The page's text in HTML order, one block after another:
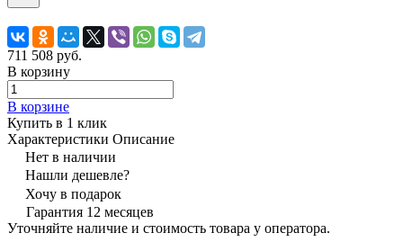
711 508 руб.
В корзину
В корзине
Купить в 1 клик
Характеристики Описание
Нет в наличии
Нашли дешевле?
Хочу в подарок
Гарантия 12 месяцев
Уточняйте наличие и стоимость товара у оператора.